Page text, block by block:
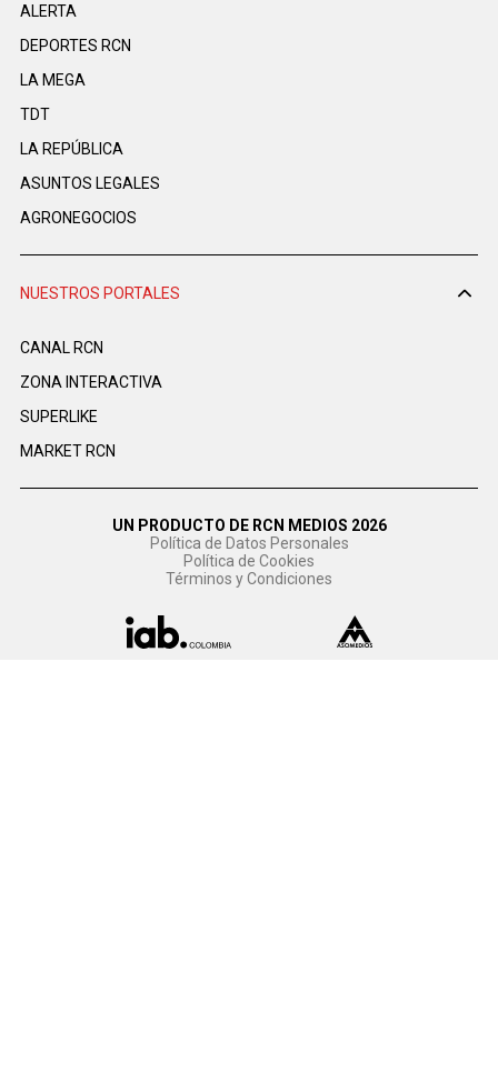
ALERTA
DEPORTES RCN
LA MEGA
TDT
LA REPÚBLICA
ASUNTOS LEGALES
AGRONEGOCIOS
NUESTROS PORTALES
CANAL RCN
ZONA INTERACTIVA
SUPERLIKE
MARKET RCN
UN PRODUCTO DE RCN MEDIOS 2026
Política de Datos Personales
Política de Cookies
Términos y Condiciones